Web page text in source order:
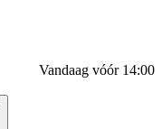
Vandaag vóór 14:00